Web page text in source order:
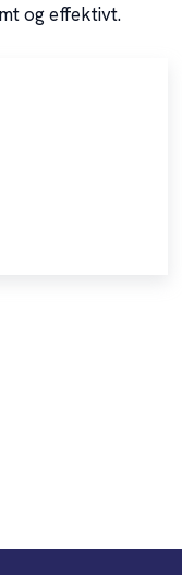
og effektivt.